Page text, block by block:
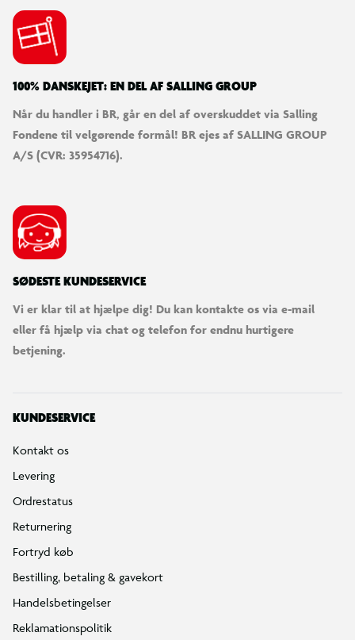
100% DANSKEJET: EN DEL AF SALLING GROUP
Når du handler i BR, går en del af overskuddet via Salling
Fondene til velgørende formål! BR ejes af SALLING GROUP
A/S (CVR: 35954716).
SØDESTE KUNDESERVICE
Vi er klar til at hjælpe dig! Du kan kontakte os via e-mail
eller få hjælp via chat og telefon for endnu hurtigere
betjening.
KUNDESERVICE
Kontakt os
Levering
Ordrestatus
Returnering
Fortryd køb
Bestilling, betaling & gavekort
Handelsbetingelser
Reklamationspolitik